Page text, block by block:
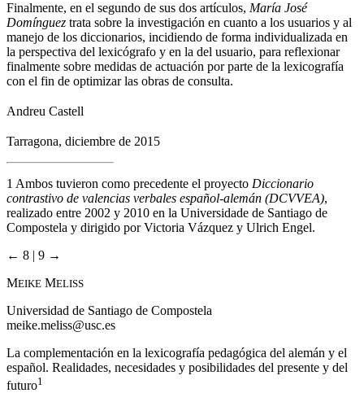
Finalmente, en el segundo de sus dos artículos, María José
Domínguez trata sobre la investigación en cuanto a los usuarios y al
manejo de los diccionarios, incidiendo de forma individualizada en
la perspectiva del lexicógrafo y en la del usuario, para reflexionar
finalmente sobre medidas de actuación por parte de la lexicografía
con el fin de optimizar las obras de consulta.
Andreu Castell
Tarragona, diciembre de 2015
1 Ambos tuvieron como precedente el proyecto Diccionario
contrastivo de valencias verbales español-alemán (DCVVEA),
realizado entre 2002 y 2010 en la Universidade de Santiago de
Compostela y dirigido por Victoria Vázquez y Ulrich Engel.
← 8 | 9 →
MEIKE MELISS
Universidad de Santiago de Compostela
meike.meliss@usc.es
La complementación en la lexicografía pedagógica del alemán y el
español. Realidades, necesidades y posibilidades del presente y del
futuro1